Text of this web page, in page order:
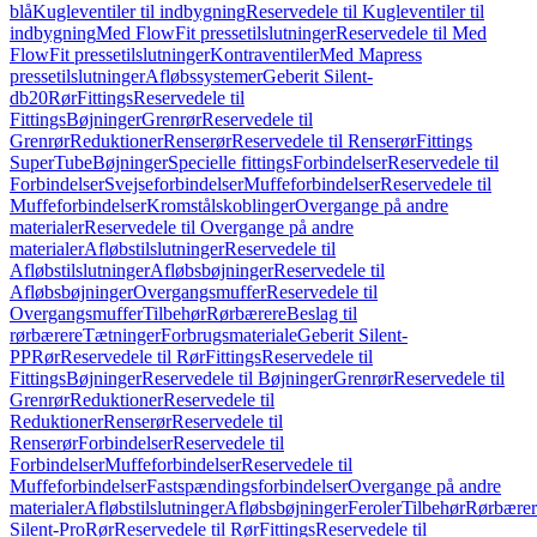
blåKugleventiler til indbygningReservedele til Kugleventiler til
indbygningMed FlowFit pressetilslutningerReservedele til Med
FlowFit pressetilslutningerKontraventilerMed Mapress
pressetilslutningerAfløbssystemerGeberit Silent-
db20RørFittingsReservedele til
FittingsBøjningerGrenrørReservedele til
GrenrørReduktionerRenserørReservedele til RenserørFittings
SuperTubeBøjningerSpecielle fittingsForbindelserReservedele til
ForbindelserSvejseforbindelserMuffeforbindelserReservedele til
MuffeforbindelserKromstålskoblingerOvergange på andre
materialerReservedele til Overgange på andre
materialerAfløbstilslutningerReservedele til
AfløbstilslutningerAfløbsbøjningerReservedele til
AfløbsbøjningerOvergangsmufferReservedele til
OvergangsmufferTilbehørRørbærereBeslag til
rørbærereTætningerForbrugsmaterialeGeberit Silent-
PPRørReservedele til RørFittingsReservedele til
FittingsBøjningerReservedele til BøjningerGrenrørReservedele til
GrenrørReduktionerReservedele til
ReduktionerRenserørReservedele til
RenserørForbindelserReservedele til
ForbindelserMuffeforbindelserReservedele til
MuffeforbindelserFastspændingsforbindelserOvergange på andre
materialerAfløbstilslutningerAfløbsbøjningerFerolerTilbehør
Silent-ProRørReservedele til RørFittingsReservedele til